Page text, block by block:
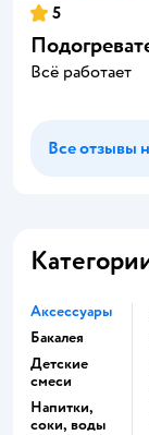
5
Всë работает
Все отзывы
Аксессуары
Бакалея
Детские
смеси
Напитки,
соки, воды